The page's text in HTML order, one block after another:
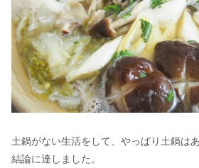
土鍋がない生活をして、やっぱり土鍋は
結論に達しました。